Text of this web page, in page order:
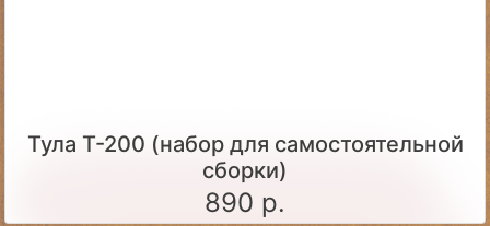
Тула Т-200 (набор для самостоятельной
сборки)
890 р.